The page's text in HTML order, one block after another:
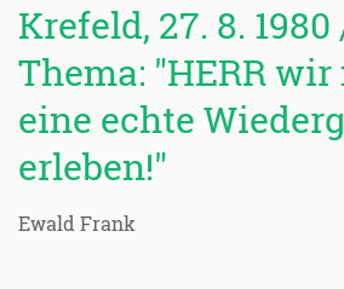
Krefeld, 27. 8. 1980
Thema: "HERR
eine echte
erleben!"
Ewald Frank